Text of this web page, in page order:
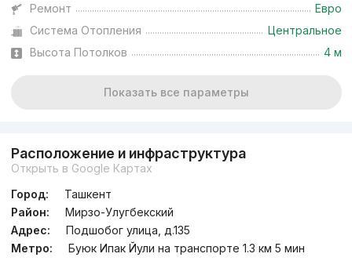
Ремонт
Евро
Система Отопления
Центральное
Высота Потолков
4 м
Показать все параметры
Расположение и инфраструктура
Открыть в Google Картах
Город:
Ташкент
Район:
Мирзо-Улугбекский
Адрес:
Подшобог улица, д.135
Метро:
Буюк Ипак Йули на транспорте 1.3 км 5 мин